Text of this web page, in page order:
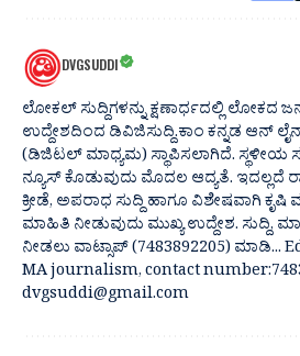
DVGSUDDI
ಲೋಕಲ್ ಸುದ್ದಿಗಳನ್ನು ಕ್ಷಣಾರ್ಧದಲ್ಲಿ ಲೋಕದ
ಉದ್ದೇಶದಿಂದ ಡಿವಿಜಿಸುದ್ದಿ.ಕಾಂ ಕನ್ನಡ ಆನ್
(ಡಿಜಿಟಲ್ ಮಾಧ್ಯಮ) ಸ್ಥಾಪಿಸಲಾಗಿದೆ. ಸ್ಥಳೀಯ
ನ್ಯೂಸ್ ಕೊಡುವುದು ಮೊದಲ ಆದ್ಯತೆ. ಇದಲ್ಲದೆ
ಕ್ರೀಡೆ, ಅಪರಾಧ ಸುದ್ದಿ ಹಾಗೂ ವಿಶೇಷವಾಗಿ ಕೃಷಿ
ಮಾಹಿತಿ ನೀಡುವುದು ಮುಖ್ಯ ಉದ್ದೇಶ. ಸುದ್ದಿ,
ನೀಡಲು ವಾಟ್ಸಾಪ್ (7483892205) ಮಾಡಿ...
MA journalism, contact
dvgsuddi@gmail.com